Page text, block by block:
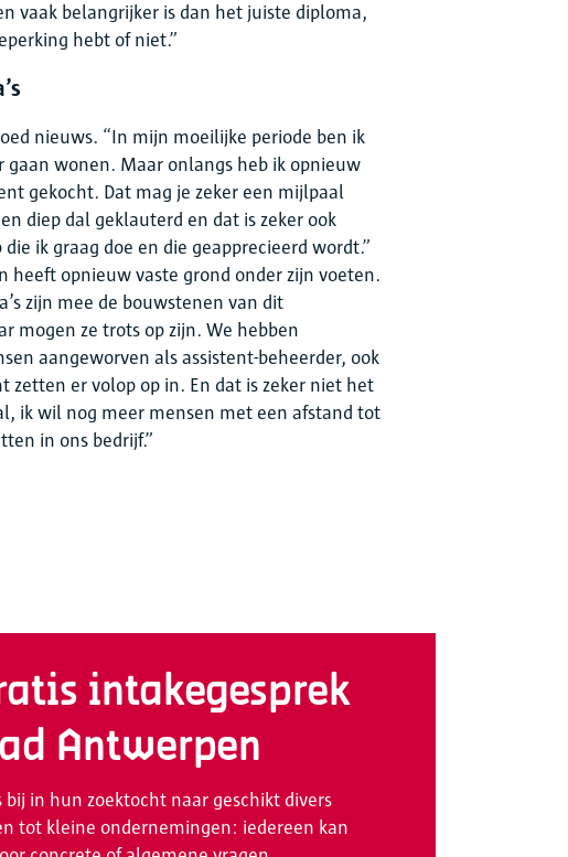
in hun zoektocht naar geschikt divers
tot kleine ondernemingen: iedereen kan
intakegesprek
Antwerpen
vaak belangrijker is dan het juiste diploma,
hebt of niet.”
nieuws. “In mijn moeilijke periode ben ik
gaan wonen. Maar onlangs heb ik opnieuw
gekocht. Dat mag je zeker een mijlpaal
diep dal geklauterd en dat is zeker ook
ik graag doe en die geapprecieerd wordt.”
heeft opnieuw vaste grond onder zijn voeten.
zijn mee de bouwstenen van dit
mogen ze trots op zijn. We hebben
aangeworven als assistent-beheerder, ook
zetten er volop op in. En dat is zeker niet het
ik wil nog meer mensen met een afstand tot
in ons bedrijf.”